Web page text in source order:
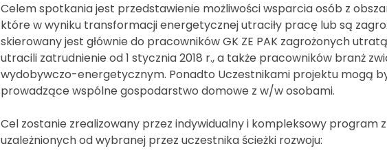
Celem spotkania jest przedstawienie możliwości wsparcia osób z
które w wyniku transformacji energetycznej utraciły pracę lub są
skierowany jest głównie do pracowników GK ZE PAK zagrożonych
utracili zatrudnienie od 1 stycznia 2018 r., a także pracowników branż
wydobywczo-energetycznym. Ponadto Uczestnikami projektu mogą
prowadzące wspólne gospodarstwo domowe z w/w osobami.
Cel zostanie zrealizowany przez indywidualny i kompleksowy program
uzależnionych od wybranej przez uczestnika ścieżki rozwoju: